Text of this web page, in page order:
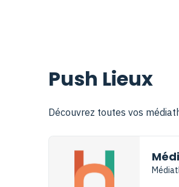
Push Lieux
Découvrez toutes vos